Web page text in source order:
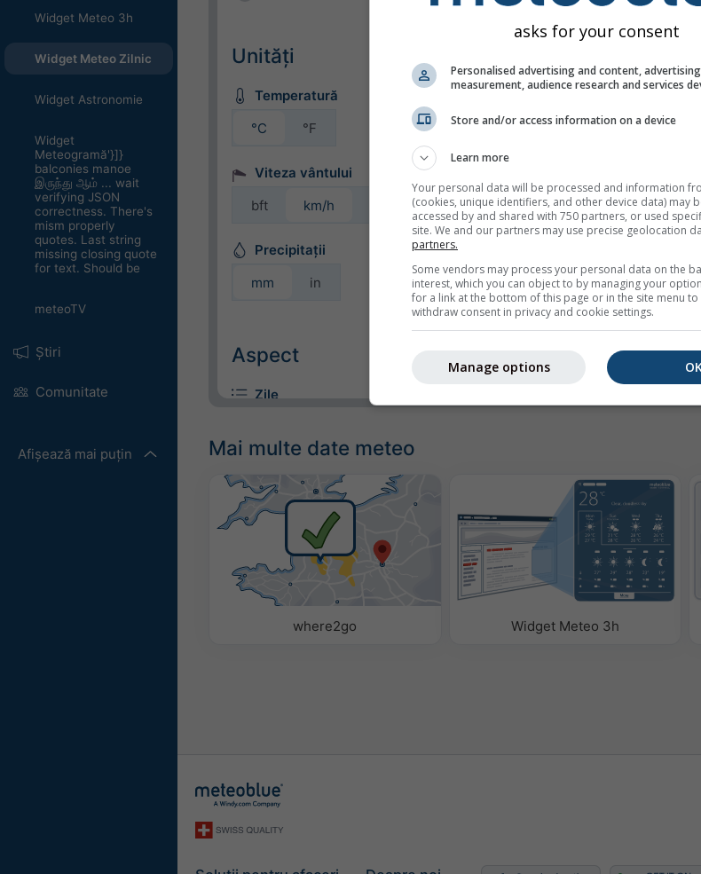
Widget Meteo 3h
Widget Meteo Zilnic
Widget Astronomie
Widget
Meteogramă'}]}
balconies manoe
இருந்து ஆம் ... wait
verifying JSON
correctness. There's
mism properly
quotes. Last string
missing closing quote
for text. Should be
meteoTV
Știri
Comunitate
Afișează mai puțin
Unități
Temperatură
°C
°F
Viteza vântului
bft
km/h mph kn
Precipitații
mm
in
Aspect
Zile
Colorat
Monocrom
Parametri
Folosește opțiunile de mai jos pentru a adăuga sau
elimina parametri meteorologici din widget.
Direcția vântului
Mai multe date meteo
where2go Widget Meteo 3h
asks for your consent
Personalised advertising and content,
measurement, audience research and services
Store and/or access information on a device
Learn more
Your personal data will be processed and information
(cookies, unique identifiers, and other device data) may
accessed by and shared with 750 partners, or used
site. We and our partners may use precise geolocation
partners.
Some vendors may process your personal data on the
interest, which you can object to by managing your
for a link at the bottom of this page or in the site menu
withdraw consent in privacy and cookie settings.
Manage options